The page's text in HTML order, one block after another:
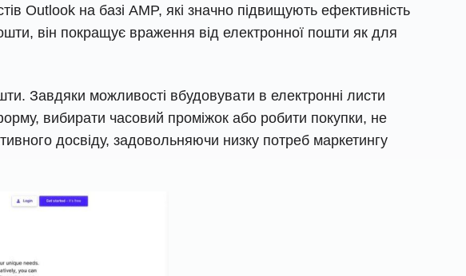
Outlook на базі AMP, які значно підвищують ефективність
він покращує враження від електронної пошти як для
Завдяки можливості вбудовувати в електронні листи
вибирати часовий проміжок або робити покупки, не
досвіду, задовольняючи низку потреб маркетингу